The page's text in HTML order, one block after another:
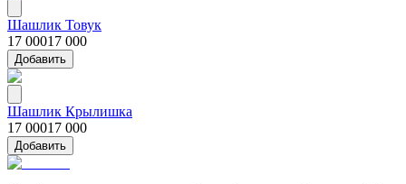
Шашлик Товук
17 00017 000
Добавить
Шашлик Крылишка
17 00017 000
Добавить